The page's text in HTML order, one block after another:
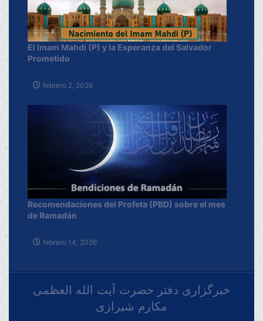
El Imam Mahdi (P) y la Esperanza del Salvador
Prometido
febrero 2, 2026
Recomendaciones del Profeta (PBD) sobre el mes
de Ramadán
febrero 14, 2026
خبرگزاری دفتر حضرت آیت الله العظمی
مکارم شیرازی